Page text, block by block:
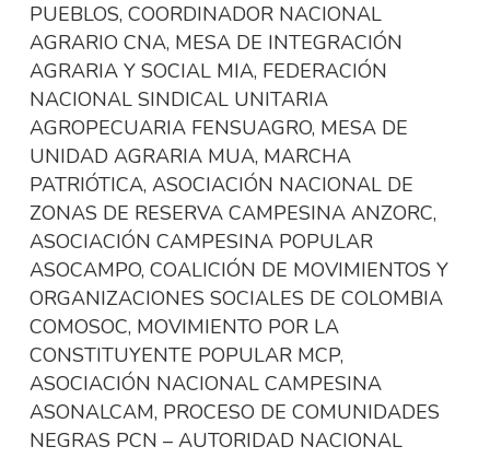
PUEBLOS, COORDINADOR NACIONAL
AGRARIO CNA, MESA DE INTEGRACIÓN
AGRARIA Y SOCIAL MIA, FEDERACIÓN
NACIONAL SINDICAL UNITARIA
AGROPECUARIA FENSUAGRO, MESA DE
UNIDAD AGRARIA MUA, MARCHA
PATRIÓTICA, ASOCIACIÓN NACIONAL DE
ZONAS DE RESERVA CAMPESINA ANZORC,
ASOCIACIÓN CAMPESINA POPULAR
ASOCAMPO, COALICIÓN DE MOVIMIENTOS Y
ORGANIZACIONES SOCIALES DE COLOMBIA
COMOSOC, MOVIMIENTO POR LA
CONSTITUYENTE POPULAR MCP,
ASOCIACIÓN NACIONAL CAMPESINA
ASONALCAM, PROCESO DE COMUNIDADES
NEGRAS PCN – AUTORIDAD NACIONAL